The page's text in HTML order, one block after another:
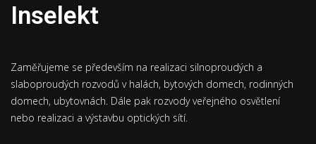
Inselekt
Zaměřujeme se především na realizaci silnoproudých a
slaboproudých rozvodů v halách, bytových domech, rodinných
domech, ubytovnách. Dále pak rozvody veřejného osvětlení
nebo realizaci a výstavbu optických sítí.